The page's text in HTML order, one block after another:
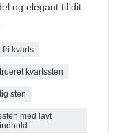
og elegant til dit
fri kvarts
kvartssten
sten
med lavt